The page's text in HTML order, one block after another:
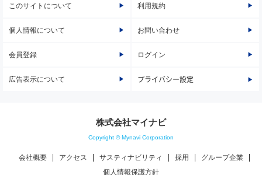
このサイトについて 利用規約
個人情報について お問い合わせ
会員登録 ログイン
広告表示について プライバシー設定
株式会社マイナビ
Copyright © Mynavi Corporation
会社概要 アクセス サスティナビリティ 採用
グループ企業
個人情報保護方針